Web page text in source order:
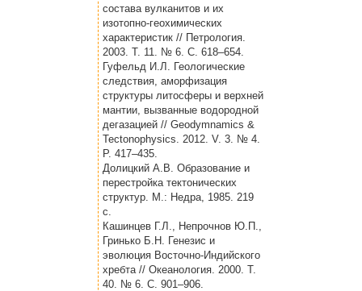
состава вулканитов и их
изотопно-геохимических
характеристик // Петрология.
2003. Т. 11. № 6. С. 618–654.
Гуфельд И.Л. Геологические
следствия, аморфизация
структуры литосферы и верхней
мантии, вызванные водородной
дегазацией // Geodymnamics &
Tectonophysics. 2012. V. 3. № 4.
P. 417–435.
Долицкий А.В. Образование и
перестройка тектонических
структур. М.: Недра, 1985. 219
с.
Кашинцев Г.Л., Непрочнов Ю.П.,
Гринько Б.Н. Генезис и
эволюция Восточно-Индийского
хребта // Океанология. 2000. Т.
40. № 6. С. 901–906.